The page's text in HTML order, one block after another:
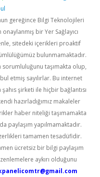
gereğince Bilgi Teknolojileri
bir Yer Sağlayıcı
sitedeki içerikleri proaktif
bulunmamaktadır.
sorumluluğunu taşımakta olup,
etmiş sayılırlar. Bu internet
şirketi ile hiçbir bağlantısı
hazırladığımız makaleler
haber niteliği taşımamakta
paylaşım yapılmamaktadır.
tamamen tesadüfidir.
ücretsiz bir bilgi paylaşım
aykırı olduğunu